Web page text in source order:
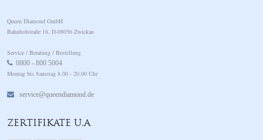
Queen Diamond GmbH
Bahnhofstraße 16, D-08056 Zwickau
Service / Beratung / Bestellung
0800 - 800 5004
Montag bis Samstag 8.00 - 20.00 Uhr
service@queendiamond.de
ZERTIFIKATE U.A